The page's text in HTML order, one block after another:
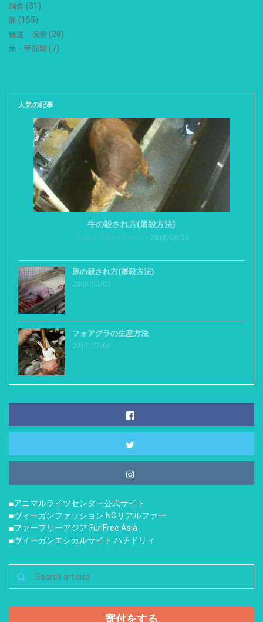
調査 (31)
豚 (155)
輸送・保管 (28)
魚・甲殻類 (7)
人気の記事
牛の殺され方(屠殺方法)
Animal Rights Center 2018/08/30
豚の殺され方(屠殺方法)
2005/03/02
フォアグラの生産方法
2017/07/08
■アニマルライツセンター公式サイト
■ヴィーガンファッション NOリアルファー
■ファーフリーアジア Fur Free Asia
■ヴィーガンエシカルサイト ハチドリィ
寄付をする